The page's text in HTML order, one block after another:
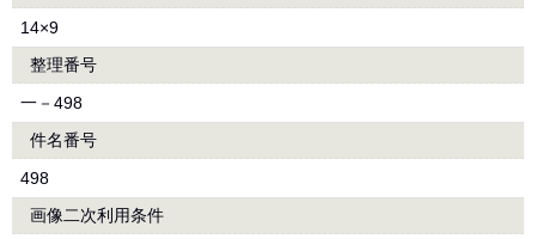
14×9
整理番号
一－498
件名番号
498
画像二次利用条件